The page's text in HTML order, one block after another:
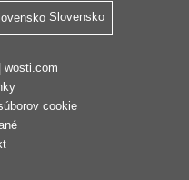
Slovensko
wosti.com
cookie